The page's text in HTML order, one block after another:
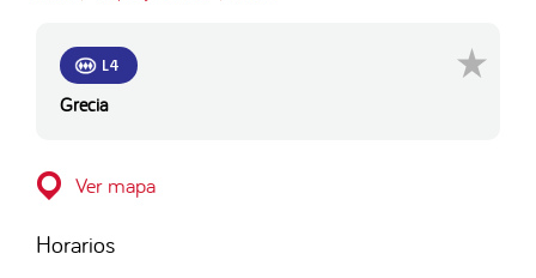
L4
Grecia
Ver mapa
Horarios